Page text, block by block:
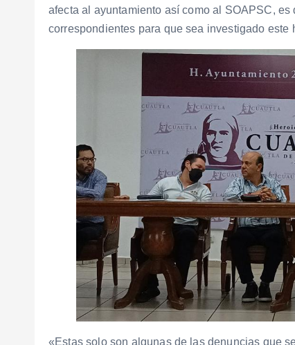
afecta al ayuntamiento así como al SOAPSC,
correspondientes para que sea investigado este
«Estas solo son algunas de las denuncias que